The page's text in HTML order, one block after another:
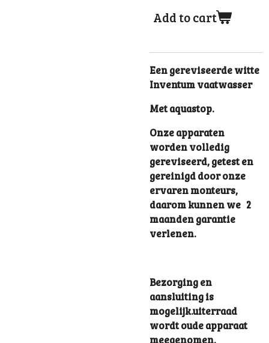
Add to cart
Een gereviseerde witte
Inventum vaatwasser
Met aquastop.
Onze apparaten
worden volledig
gereviseerd, getest en
gereinigd door onze
ervaren monteurs,
daarom kunnen we 2
maanden garantie
verlenen.
Bezorging en
aansluiting is
mogelijk.uiterraad
wordt oude apparaat
meegenomen.